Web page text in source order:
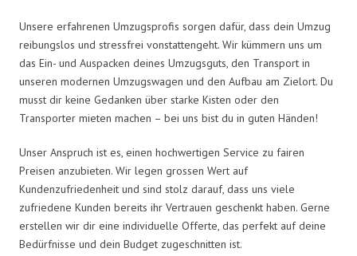
Unsere erfahrenen Umzugsprofis sorgen dafür, dass dein Umzug
reibungslos und stressfrei vonstattengeht. Wir kümmern uns um
das Ein- und Auspacken deines Umzugsguts, den Transport in
unseren modernen Umzugswagen und den Aufbau am Zielort. Du
musst dir keine Gedanken über starke Kisten oder den
Transporter mieten machen – bei uns bist du in guten Händen!
Unser Anspruch ist es, einen hochwertigen Service zu fairen
Preisen anzubieten. Wir legen grossen Wert auf
Kundenzufriedenheit und sind stolz darauf, dass uns viele
zufriedene Kunden bereits ihr Vertrauen geschenkt haben. Gerne
erstellen wir dir eine individuelle Offerte, das perfekt auf deine
Bedürfnisse und dein Budget zugeschnitten ist.